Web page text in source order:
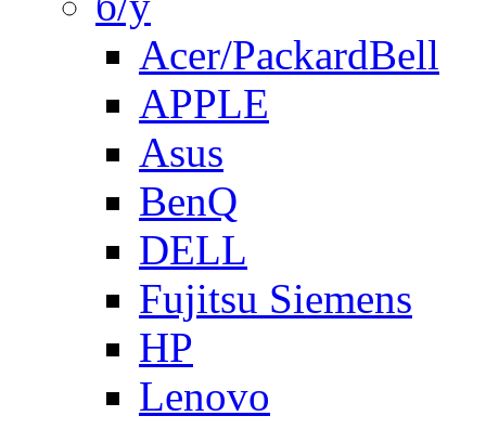
Acer/PackardBell
APPLE
Asus
BenQ
DELL
Fujitsu Siemens
HP
Lenovo